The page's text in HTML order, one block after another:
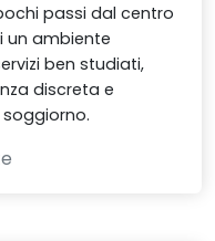
passi dal centro
un ambiente
ben studiati,
discreta e